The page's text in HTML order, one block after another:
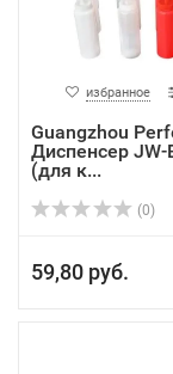
избранное
Guangzhou
Диспенсер JW-
(для к...
(0)
59,80 руб.